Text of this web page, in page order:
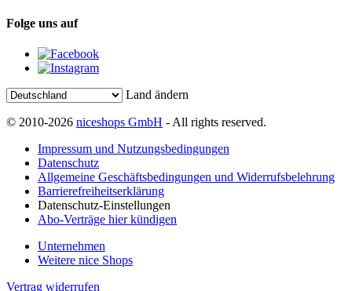
Folge uns auf
Land ändern
© 2010-2026 niceshops GmbH - All rights reserved.
Impressum und Nutzungsbedingungen
Datenschutz
Allgemeine Geschäftsbedingungen und Widerrufsbelehrung
Barrierefreiheitserklärung
Datenschutz-Einstellungen
Abo-Verträge hier kündigen
Unternehmen
Weitere nice Shops
Vertrag widerrufen